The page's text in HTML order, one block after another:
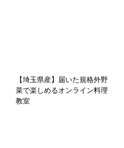
【埼玉県産】届いた規格外野
菜で楽しめるオンライン料理
教室